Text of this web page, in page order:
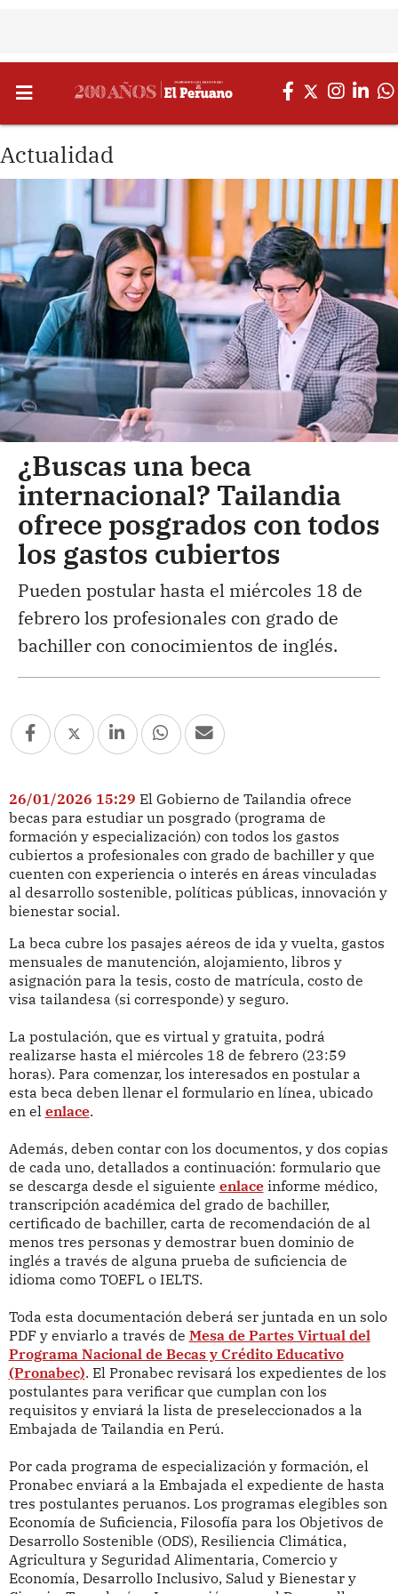
Actualidad
¿Buscas una beca
internacional? Tailandia
ofrece posgrados con todos
los gastos cubiertos
Pueden postular hasta el miércoles 18 de
febrero los profesionales con grado de
bachiller con conocimientos de inglés.
26/01/2026 15:29 El Gobierno de Tailandia ofrece
becas para estudiar un posgrado (programa de
formación y especialización) con todos los gastos
cubiertos a profesionales con grado de bachiller y que
cuenten con experiencia o interés en áreas vinculadas
al desarrollo sostenible, políticas públicas, innovación y
bienestar social.
La beca cubre los pasajes aéreos de ida y vuelta, gastos
mensuales de manutención, alojamiento, libros y
asignación para la tesis, costo de matrícula, costo de
visa tailandesa (si corresponde) y seguro.
La postulación, que es virtual y gratuita, podrá
realizarse hasta el miércoles 18 de febrero (23:59
horas). Para comenzar, los interesados en postular a
esta beca deben llenar el formulario en línea, ubicado
en el enlace.
Además, deben contar con los documentos, y dos copias
de cada uno, detallados a continuación: formulario que
se descarga desde el siguiente enlaceinforme médico,
transcripción académica del grado de bachiller,
certificado de bachiller, carta de recomendación de al
menos tres personas y demostrar buen dominio de
inglés a través de alguna prueba de suficiencia de
idioma como TOEFL o IELTS.
Toda esta documentación deberá ser juntada en un solo
PDF y enviarlo a través de Mesa de Partes Virtual del
Programa Nacional de Becas y Crédito Educativo
(Pronabec). El Pronabec revisará los expedientes de los
postulantes para verificar que cumplan con los
requisitos y enviará la lista de preseleccionados a la
Embajada de Tailandia en Perú.
Por cada programa de especialización y formación, el
Pronabec enviará a la Embajada el expediente de hasta
tres postulantes peruanos. Los programas elegibles son
Economía de Suficiencia, Filosofía para los Objetivos de
Desarrollo Sostenible (ODS), Resiliencia Climática,
Agricultura y Seguridad Alimentaria, Comercio y
Economía, Desarrollo Inclusivo, Salud y Bienestar y